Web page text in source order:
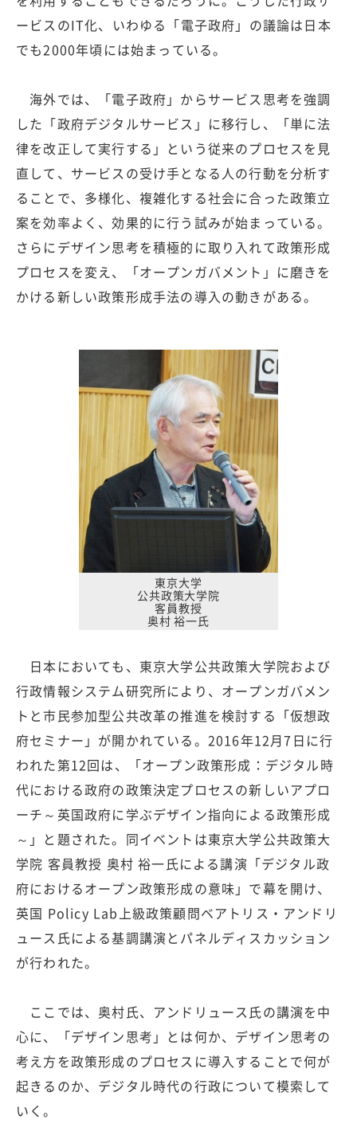
ービスのIT化、いわゆる「電子政府」の議論は日本
でも2000年頃には始まっている。
海外では、「電子政府」からサービス思考を強調
した「政府デジタルサービス」に移行し、「単に法
律を改正して実行する」という従来のプロセスを見
直して、サービスの受け手となる人の行動を分析す
ることで、多様化、複雑化する社会に合った政策立
案を効率よく、効果的に行う試みが始まっている。
さらにデザイン思考を積極的に取り入れて政策形成
プロセスを変え、「オープンガバメント」に磨きを
かける新しい政策形成手法の導入の動きがある。
東京大学
公共政策大学院
客員教授
奥村 裕一氏
日本においても、東京大学公共政策大学院および
行政情報システム研究所により、オープンガバメン
トと市民参加型公共改革の推進を検討する「仮想政
府セミナー」が開かれている。2016年12月7日に行
われた第12回は、「オープン政策形成：デジタル時
代における政府の政策決定プロセスの新しいアプロ
ーチ～英国政府に学ぶデザイン指向による政策形成
～」と題された。同イベントは東京大学公共政策大
学院 客員教授 奥村 裕一氏による講演「デジタル政
府におけるオープン政策形成の意味」で幕を開け、
英国 Policy Lab上級政策顧問ベアトリス・アンドリ
ュース氏による基調講演とパネルディスカッション
が行われた。
ここでは、奥村氏、アンドリュース氏の講演を中
心に、「デザイン思考」とは何か、デザイン思考の
考え方を政策形成のプロセスに導入することで何が
起きるのか、デジタル時代の行政について模索して
いく。